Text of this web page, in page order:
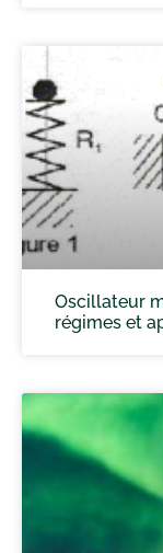
Oscillateur
régimes et